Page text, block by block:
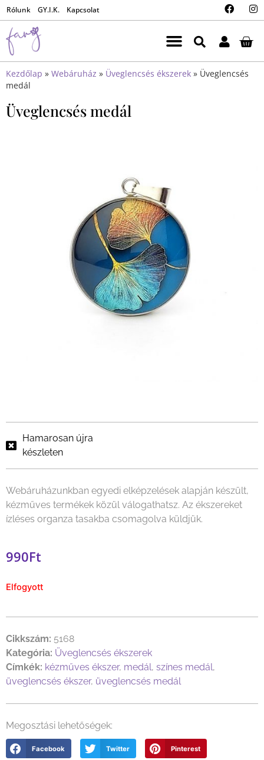
Rólunk GY.I.K. Kapcsolat
Kezdőlap » Webáruház » Üveglencsés ékszerek » Üveglencsés
medál
Üveglencsés medál
Hamarosan újra
készleten
Webáruházunkban egyedi elképzelések alapján készült,
kézműves termékek közül válogathatsz. Az ékszereket
ízléses organza tasakba csomagolva küldjük.
990Ft
Elfogyott
Cikkszám: 5168
Kategória: Üveglencsés ékszerek
Címkék: kézműves ékszer, medál, színes medál,
üveglencsés ékszer, üveglencsés medál
Megosztási lehetőségek:
Facebook Twitter Pinterest